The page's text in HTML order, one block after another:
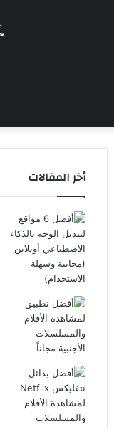
أخر المقالات